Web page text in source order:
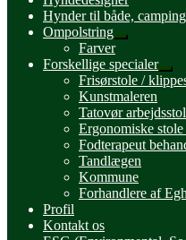
Hynder til både,
Ompolstring
Udfold
undermenu
Farver
Forskellige specialer
Frisørstole /
Kunstmaleren
Tatovør
Ergonomiske
Fodterapeut
Tandlægen
Kommune
Forhandlere af
Profil
Kontakt os